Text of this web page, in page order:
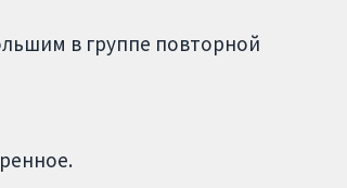
в группе повторной